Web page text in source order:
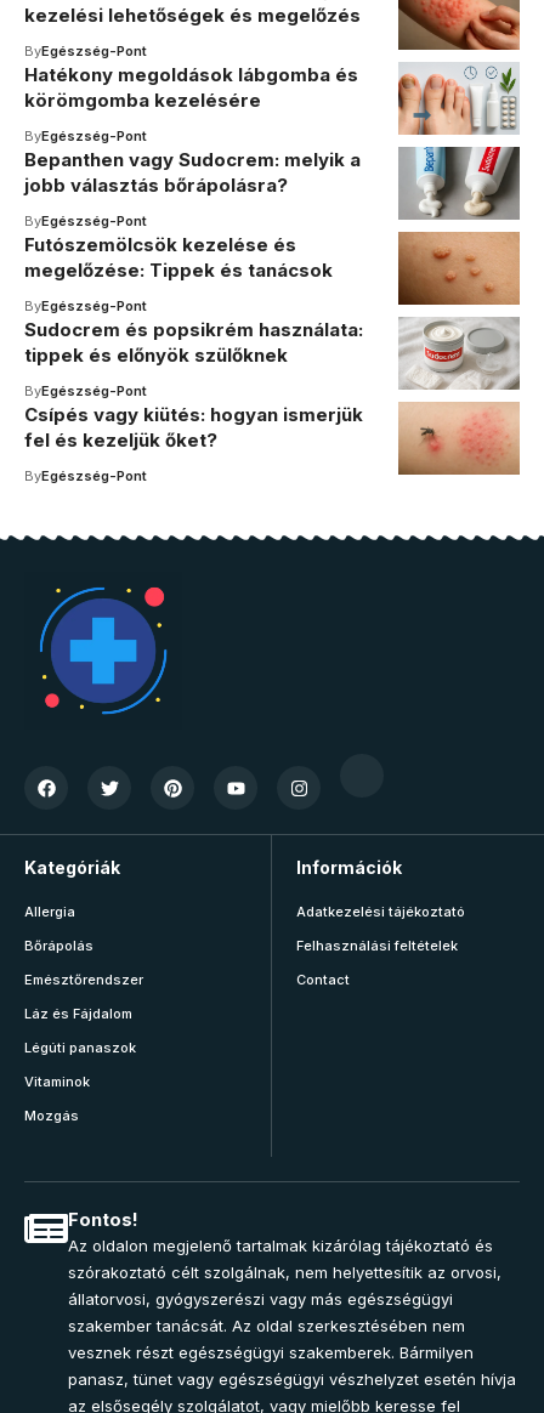
kezelési lehetőségek és megelőzés
ByEgészség-Pont
Hatékony megoldások lábgomba és
körömgomba kezelésére
ByEgészség-Pont
Bepanthen vagy Sudocrem: melyik a
jobb választás bőrápolásra?
ByEgészség-Pont
Futószemölcsök kezelése és
megelőzése: Tippek és tanácsok
ByEgészség-Pont
Sudocrem és popsikrém használata:
tippek és előnyök szülőknek
ByEgészség-Pont
Csípés vagy kiütés: hogyan ismerjük
fel és kezeljük őket?
ByEgészség-Pont
Kategóriák
Allergia
Bőrápolás
Emésztőrendszer
Láz és Fájdalom
Légúti panaszok
Vitaminok
Mozgás
Információk
Adatkezelési tájékoztató
Felhasználási feltételek
Contact
Fontos!
Az oldalon megjelenő tartalmak kizárólag tájékoztató és
szórakoztató célt szolgálnak, nem helyettesítik az orvosi,
állatorvosi, gyógyszerészi vagy más egészségügyi
szakember tanácsát. Az oldal szerkesztésében nem
vesznek részt egészségügyi szakemberek. Bármilyen
panasz, tünet vagy egészségügyi vészhelyzet esetén hívja
az elsősegély szolgálatot, vagy mielőbb keresse fel